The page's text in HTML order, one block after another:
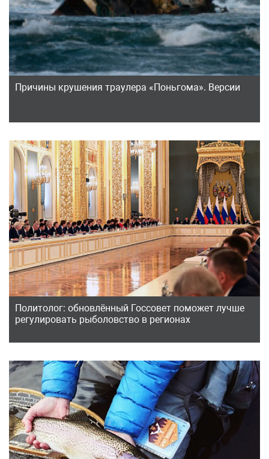
Причины крушения траулера «Поньгома». Версии
Политолог: обновлённый Госсовет поможет лучше
регулировать рыболовство в регионах